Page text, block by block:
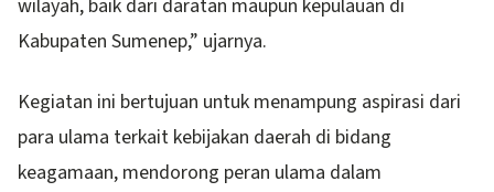
wilayah, baik dari daratan maupun kepulauan di
Kabupaten Sumenep,” ujarnya.
Kegiatan ini bertujuan untuk menampung aspirasi dari
para ulama terkait kebijakan daerah di bidang
keagamaan, mendorong peran ulama dalam